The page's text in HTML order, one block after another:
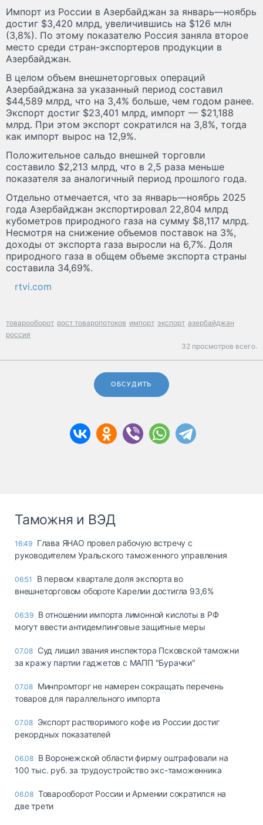
Импорт из России в Азербайджан за январь—ноябрь
достиг $3,420 млрд, увеличившись на $126 млн
(3,8%). По этому показателю Россия заняла второе
место среди стран-экспортеров продукции в
Азербайджан.
В целом объем внешнеторговых операций
Азербайджана за указанный период составил
$44,589 млрд, что на 3,4% больше, чем годом ранее.
Экспорт достиг $23,401 млрд, импорт — $21,188
млрд. При этом экспорт сократился на 3,8%, тогда
как импорт вырос на 12,9%.
Положительное сальдо внешней торговли
составило $2,213 млрд, что в 2,5 раза меньше
показателя за аналогичный период прошлого года.
Отдельно отмечается, что за январь—ноябрь 2025
года Азербайджан экспортировал 22,804 млрд
кубометров природного газа на сумму $8,117 млрд.
Несмотря на снижение объемов поставок на 3%,
доходы от экспорта газа выросли на 6,7%. Доля
природного газа в общем объеме экспорта страны
составила 34,69%.
rtvi.com
товарооборот рост товаропотоков импорт экспорт азербайджан
россия
32 просмотров всего.
ОБСУДИТЬ
Таможня и ВЭД
16:49 Глава ЯНАО провел рабочую встречу с
руководителем Уральского таможенного управления
06:51
В первом квартале доля экспорта во
внешнеторговом обороте Карелии достигла 93,6%
06:39 В отношении импорта лимонной кислоты в РФ
могут ввести антидемпинговые защитные меры
07.08 Суд лишил звания инспектора Псковской таможни
за кражу партии гаджетов с МАПП "Бурачки"
07.08 Минпромторг не намерен сокращать перечень
товаров для параллельного импорта
07.08 Экспорт растворимого кофе из России достиг
рекордных показателей
06.08 В Воронежской области фирму оштрафовали на
100 тыс. руб. за трудоустройство экс-таможенника
06.08 Товарооборот России и Армении сократился на
две трети